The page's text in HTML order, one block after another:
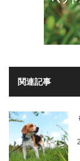
関連記事